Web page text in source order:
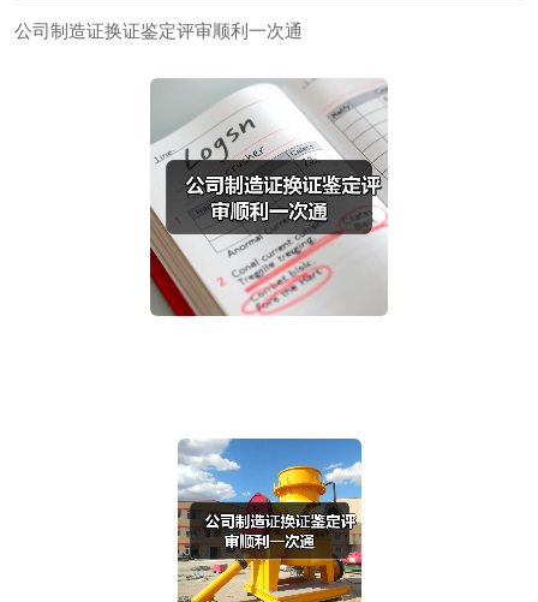
公司制造证换证鉴定评审顺利一次通